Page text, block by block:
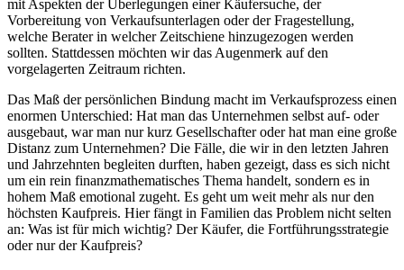
mit Aspekten der Überlegungen einer Käufersuche, der
Vorbereitung von Verkaufsunterlagen oder der Fragestellung,
welche Berater in welcher Zeitschiene hinzugezogen werden
sollten. Stattdessen möchten wir das Augenmerk auf den
vorgelagerten Zeitraum richten.
Das Maß der persönlichen Bindung macht im Verkaufsprozess einen
enormen Unterschied: Hat man das Unternehmen selbst auf- oder
ausgebaut, war man nur kurz Gesellschafter oder hat man eine große
Distanz zum Unternehmen? Die Fälle, die wir in den letzten Jahren
und Jahrzehnten begleiten durften, haben gezeigt, dass es sich nicht
um ein rein finanzmathematisches Thema handelt, sondern es in
hohem Maß emotional zugeht. Es geht um weit mehr als nur den
höchsten Kaufpreis. Hier fängt in Familien das Problem nicht selten
an: Was ist für mich wichtig? Der Käufer, die Fortführungsstrategie
oder nur der Kaufpreis?